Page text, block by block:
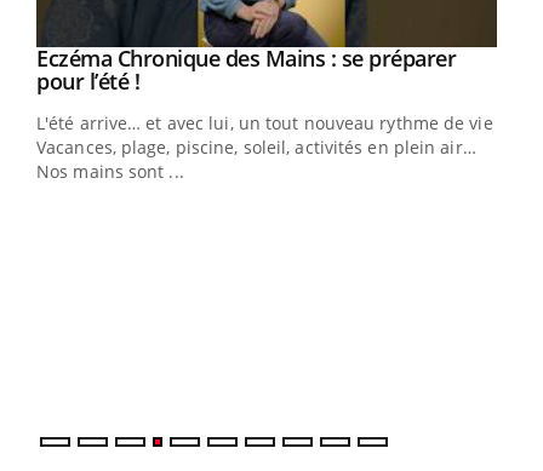
Youtube
Eczéma Chronique des Mains : se préparer
pour l’été !Youtube
L'été arrive… et avec lui, un tout nouveau rythme de vie !
Vacances, plage, piscine, soleil, activités en plein air…
Nos mains sont ...